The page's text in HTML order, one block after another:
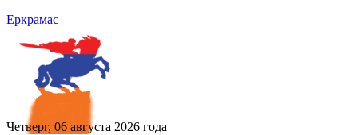
Еркрамас
Четверг, 06 августа 2026 года